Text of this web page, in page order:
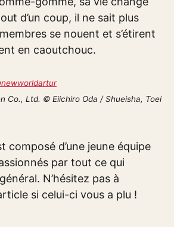
d’un coup, il ne sait plus
se nouent et s’étirent
en caoutchouc.
Co., Ltd. © Eiichiro Oda / Shueisha, Toei
composé d’une jeune équipe
par tout ce qui
N’hésitez pas à
si celui-ci vous a plu !